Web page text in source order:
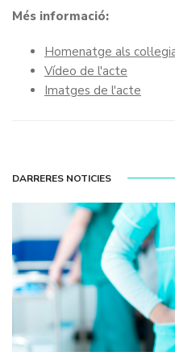
Més informació:
Homenatge als
Vídeo de l'acte
Imatges de l'acte
DARRERES NOTICIES